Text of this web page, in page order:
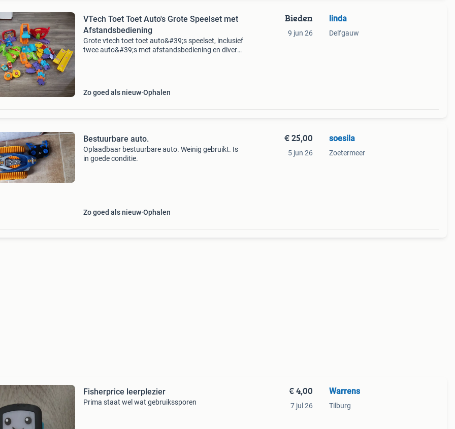
VTech Toet Toet Auto's Grote Speelset met
Afstandsbediening
Grote vtech toet toet auto&#39;s speelset, inclusief
twee auto&#39;s met afstandsbediening en diverse
Zo goed als nieuw Ophalen
Bieden
9 jun 26
linda
Delfgauw
Bestuurbare auto.
Oplaadbaar bestuurbare auto. Weinig gebruikt. Is
in goede conditie.
Zo goed als nieuw Ophalen
€ 25,00
5 jun 26
soesila
Zoetermeer
Fisherprice leerplezier
Prima staat wel wat gebruikssporen
€ 4,00
7 jul 26
Warrens
Tilburg